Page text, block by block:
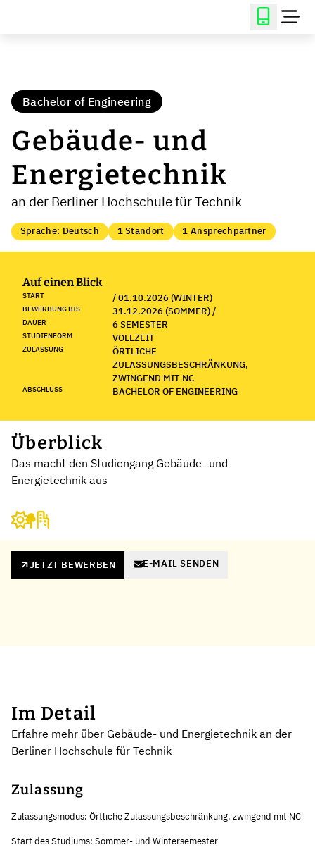
Bachelor of Engineering
Gebäude- und
Energietechnik
an der Berliner Hochschule für Technik
Sprache: Deutsch 1 Standort 1 Ansprechpartner
Auf einen Blick
START / 01.10.2026 (WINTER)
BEWERBUNG BIS 31.12.2026 (SOMMER) /
DAUER 6 SEMESTER
STUDIENFORM VOLLZEIT
ZULASSUNG
ÖRTLICHE
ZULASSUNGSBESCHRÄNKUNG,
ZWINGEND MIT NC
ABSCHLUSS BACHELOR OF ENGINEERING
Überblick
Das macht den Studiengang Gebäude- und
Energietechnik aus
JETZT BEWERBEN E-MAIL SENDEN
Im Detail
Erfahre mehr über Gebäude- und Energietechnik an der
Berliner Hochschule für Technik
Zulassung
Zulassungsmodus: Örtliche Zulassungsbeschränkung, zwingend mit NC
Start des Studiums: Sommer- und Wintersemester